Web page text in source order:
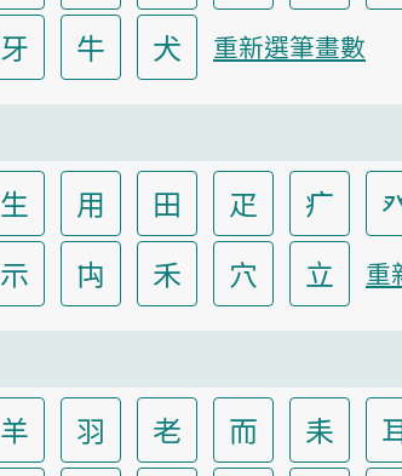
牙 牛 犬 重新選筆畫數
生 用 田 疋 疒
示 禸 禾 穴 立 重
羊 羽 老 而 耒